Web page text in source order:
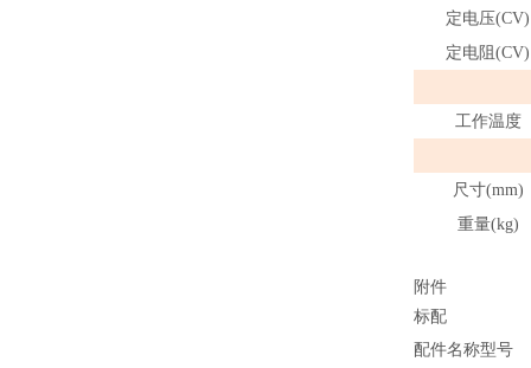
定电压(CV)
定电阻(CV)
工作温度
尺寸(mm)
重量(kg)
附件
标配
配件名称型号